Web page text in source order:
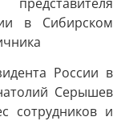
в Сибирском
России в
Серышев
сотрудников и